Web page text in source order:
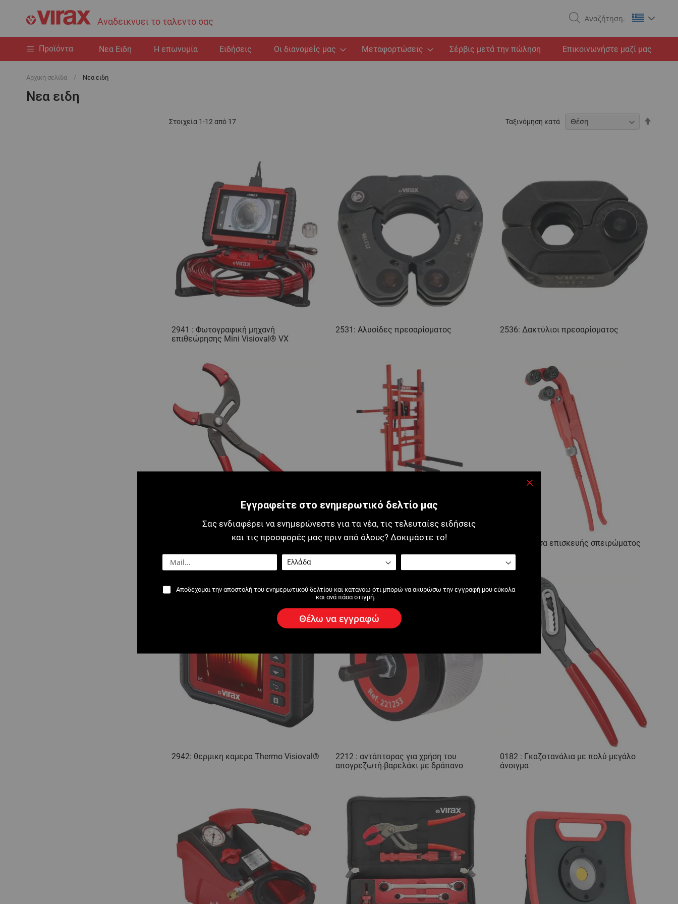
Αναδεικνυει το ταλεντο σας
Προϊόντα Nεα Ειδη Η επωνυμία Ειδήσεις Οι διανομείς μας Μεταφορτώσεις Σέρβις μετά την πώληση Επικοινωνήστε μαζί μας
Αρχική σελίδα Nεα ειδη
Nεα ειδη
Στοιχεία 1-12από 17 Ταξινόμηση κατά
2941 : Φωτογραφική μηχανή
επιθεώρησης Mini Visioval® VX
2531: Αλυσίδες πρεσαρίσματος 2536: Δακτύλιοι πρεσαρίσματος
0113 : Γκαζοτανάλια μεγάλων
δυνατοτήτων
2636 : Ανυψωτικό θερμοσίφωνα 100%
αναδιπλούμενο
0150 : Πένσα επισκευής σπειρώματος
2942: θερμικη καμερα Thermo Visioval®
2212 : αντάπτορας για χρήση του
απογρεζωτή-βαρελάκι με δράπανο
0182 : Γκαζοτανάλια με πολύ μεγάλο
άνοιγμα
Εγγραφείτε στο ενημερωτικό δελτίο μας
Σας ενδιαφέρει να ενημερώνεστε για τα νέα, τις τελευταίες ειδήσεις
και τις προσφορές μας πριν από όλους? Δοκιμάστε το!
Αποδέχομαι την αποστολή του ενημερωτικού δελτίου και κατανοώ ότι μπορώ να ακυρώσω την εγγραφή μου εύκολα
και ανά πάσα στιγμή.
Θέλω να εγγραφώ